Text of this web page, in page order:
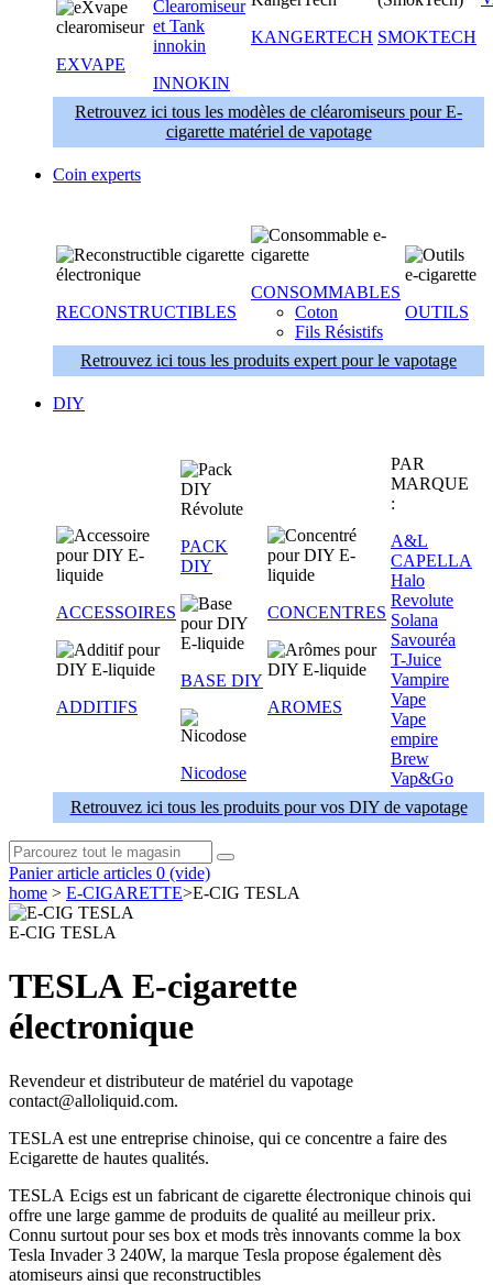
EXVAPE
INNOKIN
KANGERTECH SMOKTECH
Retrouvez ici tous les modèles de cléaromiseurs pour E-
cigarette matériel de vapotage
Coin experts
RECONSTRUCTIBLES
CONSOMMABLES
Coton
Fils Résistifs
OUTILS
Retrouvez ici tous les produits expert pour le vapotage
DIY
ACCESSOIRES
ADDITIFS
PACK
DIY
BASE DIY
Nicodose
CONCENTRES
AROMES
PAR
MARQUE
:
A&L
CAPELLA
Halo
Revolute
Solana
Savouréa
T-Juice
Vampire
Vape
Vape
empire
Brew
Vap&Go
Retrouvez ici tous les produits pour vos DIY de vapotage
Panier article articles 0 (vide)
home > E-CIGARETTE>E-CIG TESLA
E-CIG TESLA
TESLA E-cigarette
électronique
Revendeur et distributeur de matériel du vapotage
contact@alloliquid.com.
TESLA est une entreprise chinoise, qui ce concentre a faire des
Ecigarette de hautes qualités.
TESLA Ecigs est un fabricant de cigarette électronique chinois qui
offre une large gamme de produits de qualité au meilleur prix.
Connu surtout pour ses box et mods très innovants comme la box
Tesla Invader 3 240W, la marque Tesla propose également dès
atomiseurs ainsi que reconstructibles